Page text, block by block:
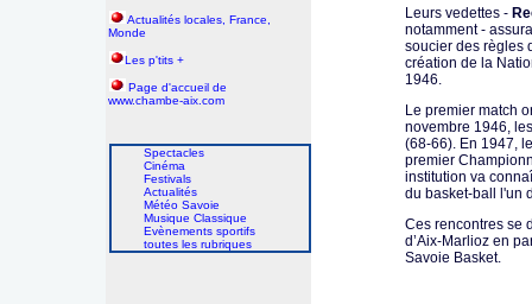
Actualités locales, France,
Monde
Les p'tits +
Page d'accueil de
www.chambe-aix.com
Spectacles
Cinéma
Festivals
Actualités
Météo Savoie
Musique Classique
Evènements sportifs
toutes les rubriques
Leurs vedettes -
notamment -
soucier des règles
création de la
1946.
Le premier match
novembre 1946,
(68-66). En 1947,
premier
institution va
du basket-ball l'un
Ces rencontres se
d’Aix-Marlioz en
Savoie Basket.